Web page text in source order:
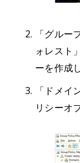
「グル
ォレスト
ーを作成
「ドメ
リシーオ